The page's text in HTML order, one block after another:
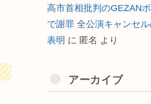
高市首相批判のGEZAN
で謝罪 全公演キャンセ
表明 に 匿名 より
アーカイブ